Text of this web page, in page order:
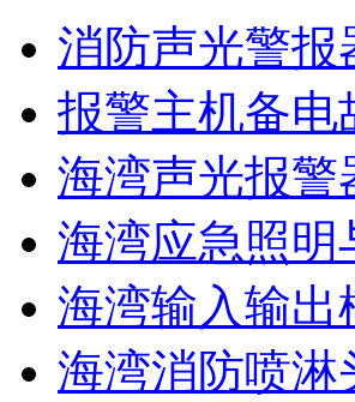
消防声光警报
报警主机备电
海湾声光报警
海湾应急照明
海湾输入输出
海湾消防喷淋